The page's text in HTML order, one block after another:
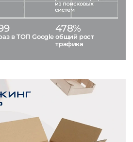
в ТОП Google
478%
общий рост
трафика